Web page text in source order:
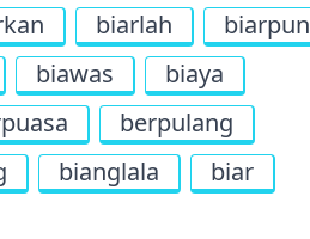
biarlah
biarpun
biawas
biaya
berpulang
bianglala
biar